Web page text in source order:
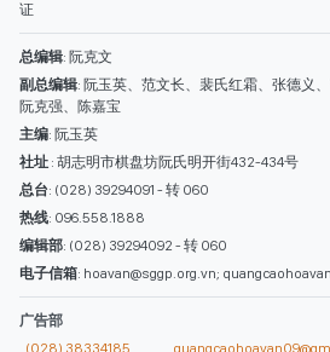
电子信箱
广告部
(028) 38334185
类别